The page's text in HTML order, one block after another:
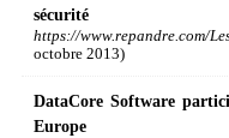
sécurité
https://www.repandre.com/
octobre 2013)
DataCore Software
Europe